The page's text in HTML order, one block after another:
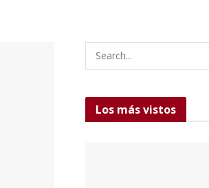
Los más vistos